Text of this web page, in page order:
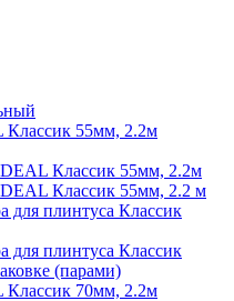
55мм, 2.2м
Классик 55мм, 2.2м
Классик 55мм, 2.2 м
для плинтуса Классик
для плинтуса Классик
(парами)
70мм, 2.2м